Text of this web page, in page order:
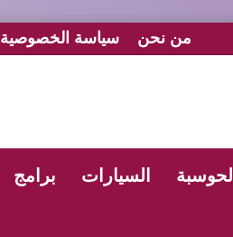
من نحن سياسة الخصوصية
الحوسبة السيارات برامج